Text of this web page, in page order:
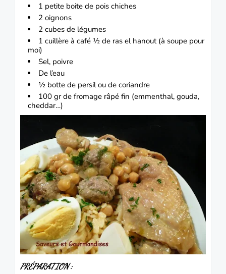
1 petite boite de pois chiches
2 oignons
2 cubes de légumes
1 cuillère à café ½ de ras el hanout (à soupe pour
moi)
Sel, poivre
De l’eau
½ botte de persil ou de coriandre
100 gr de fromage râpé fin (emmenthal, gouda,
cheddar…)
PRÉPARATION :